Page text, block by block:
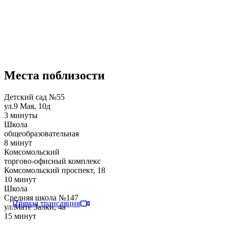
Прямая трансляция
Места поблизости
Детский сад №55
ул.9 Мая, 10д
3 минуты
Школа
общеобразовательная
8 минут
Комсомольский
торгово-офисный комплекс
​Комсомольский проспект, 18
10 минут
Школа
Средняя школа №147
ул.​Мате Залки, 4а
15 минут